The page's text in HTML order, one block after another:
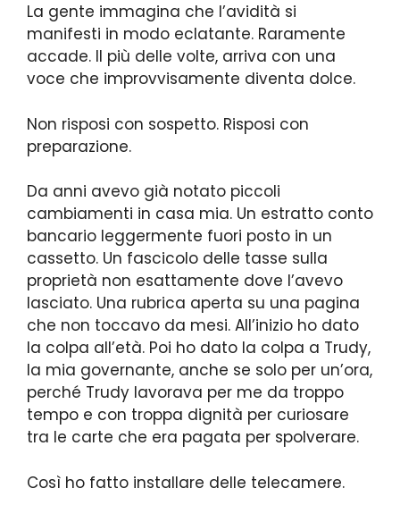
La gente immagina che l’avidità si
manifesti in modo eclatante. Raramente
accade. Il più delle volte, arriva con una
voce che improvvisamente diventa dolce.
Non risposi con sospetto. Risposi con
preparazione.
Da anni avevo già notato piccoli
cambiamenti in casa mia. Un estratto conto
bancario leggermente fuori posto in un
cassetto. Un fascicolo delle tasse sulla
proprietà non esattamente dove l’avevo
lasciato. Una rubrica aperta su una pagina
che non toccavo da mesi. All’inizio ho dato
la colpa all’età. Poi ho dato la colpa a Trudy,
la mia governante, anche se solo per un’ora,
perché Trudy lavorava per me da troppo
tempo e con troppa dignità per curiosare
tra le carte che era pagata per spolverare.
Così ho fatto installare delle telecamere.